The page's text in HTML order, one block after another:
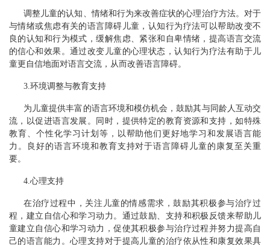
调整儿童的认知、情绪和行为来改善症状的心理治疗方法。对于
与情绪或焦虑有关的语言障碍儿童，认知行为疗法可以帮助改变不
良的认知和行为模式，缓解焦虑、紧张和自卑情绪，提高语言交流
的信心和效果。通过改变儿童的心理状态，认知行为疗法有助于儿
童更自信地面对语言交流，从而改善语言障碍。
3.环境调整与教育支持
为儿童提供丰富的语言环境和模仿机会，鼓励其与同龄人互动交
流，以促进语言发展。同时，提供特定的教育资源和支持，如特殊
教育、个性化学习计划等，以帮助他们更好地学习和发展语言能
力。良好的语言环境和教育支持对于语言障碍儿童的康复至关重
要。
4.心理支持
在治疗过程中，关注儿童的情感需求，鼓励其积极参与治疗过
程，建立自信心和学习动力。通过鼓励、支持和积极反馈来帮助儿
童建立自信心和学习动力，促使其积极参与治疗过程并努力提高自
己的语言能力。心理支持对于提高儿童的治疗依从性和康复效果具